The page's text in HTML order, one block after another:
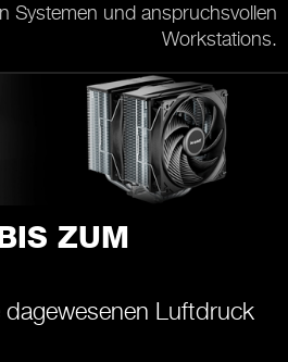
Systemen und anspruchsvollen
Workstations.
ZUM
dagewesenen Luftdruck